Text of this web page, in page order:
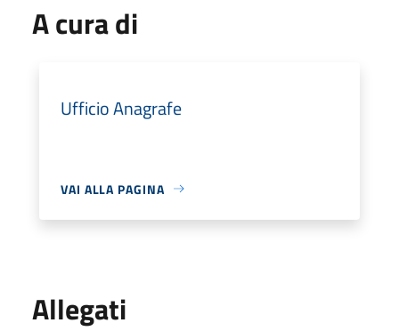
A cura di
Ufficio Anagrafe
VAI ALLA PAGINA
Allegati